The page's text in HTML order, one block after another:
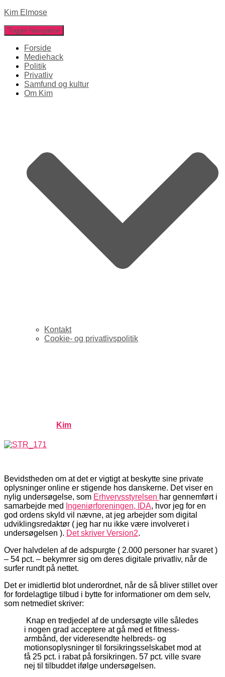
Kim Elmose
Toggle Navigation
Forside
Mediehack
Politik
Privatliv
Samfund og kultur
Om Kim
Kontakt
Cookie- og privatlivspolitik
Kim
Bevidstheden om at det er vigtigt at beskytte sine private
oplysninger online er stigende hos danskerne. Det viser en
nylig undersøgelse, som Erhvervsstyrelsen har gennemført i
samarbejde med
Ingeniørforeningen, IDA, hvor jeg for en
god ordens skyld vil nævne, at jeg arbejder som digital
udviklingsredaktør ( jeg har nu ikke være involveret i
undersøgelsen ). Det skriver Version2.
Over halvdelen af de adspurgte ( 2.000 personer har svaret )
– 54 pct. – bekymrer sig om deres digitale privatliv, når de
surfer rundt på nettet.
Det er imidlertid blot underordnet, når de så bliver stillet over
for fordelagtige tilbud i bytte for informationer om dem selv,
som netmediet skriver:
Knap en tredjedel af de undersøgte ville således
i nogen grad acceptere at gå med et fitness-
armbånd, der videresendte helbreds- og
motionsoplysninger til forsikringsselskabet mod at
få 25 pct. i rabat på forsikringen. 57 pct. ville svare
nej til tilbuddet ifølge undersøgelsen.